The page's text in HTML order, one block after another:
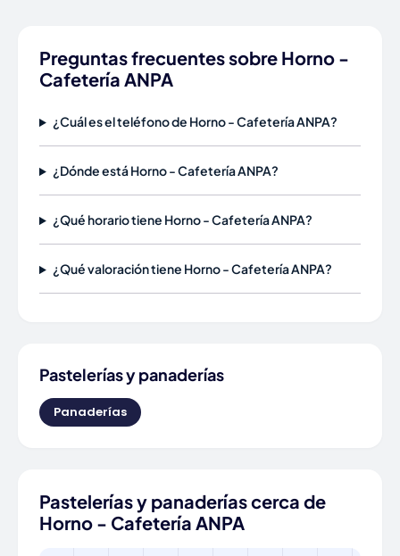
Preguntas frecuentes sobre Horno -
Cafetería ANPA
¿Cuál es el teléfono de Horno - Cafetería ANPA?
¿Dónde está Horno - Cafetería ANPA?
¿Qué horario tiene Horno - Cafetería ANPA?
¿Qué valoración tiene Horno - Cafetería ANPA?
Pastelerías y panaderías
Panaderías
Pastelerías y panaderías cerca de
Horno - Cafetería ANPA